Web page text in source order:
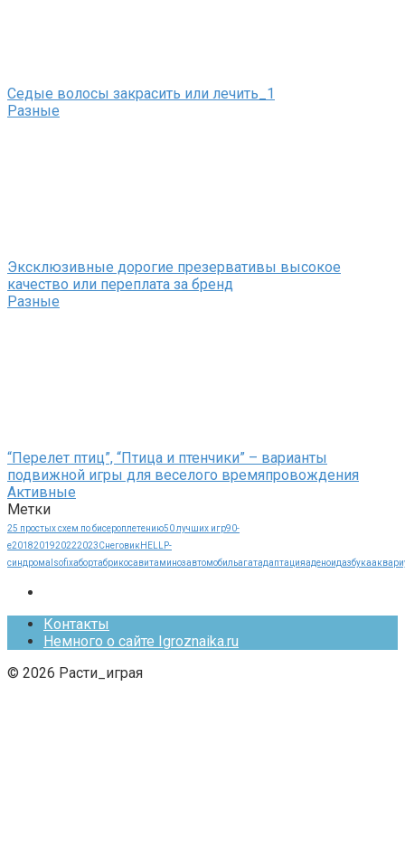
Седые волосы закрасить или лечить_1
Разные
Эксклюзивные дорогие презервативы высокое
качество или переплата за бренд
Разные
“Перелет птиц”, “Птица и птенчики” – варианты
подвижной игры для веселого времяпровождения
Активные
Метки
25 простых схем по бисероплетению50 лучших игр90-
е2018201920222023CнеговикHELLP-
синдрома Isofixабортабрикосавитаминозавтомобильагатадаптацияаденоидазбука
Контакты
Немного о сайте Igroznaika.ru
© 2026 Расти_играя